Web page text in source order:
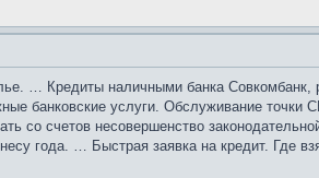
… Кредиты наличными банка Совкомбанк,
банковские услуги. Обслуживание
со счетов несовершенство
года. … Быстрая заявка на кредит. Где